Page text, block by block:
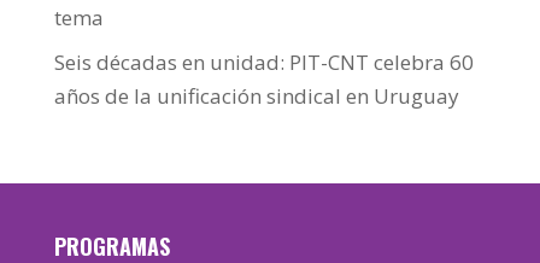
tema
Seis décadas en unidad: PIT-CNT celebra 60
años de la unificación sindical en Uruguay
PROGRAMAS